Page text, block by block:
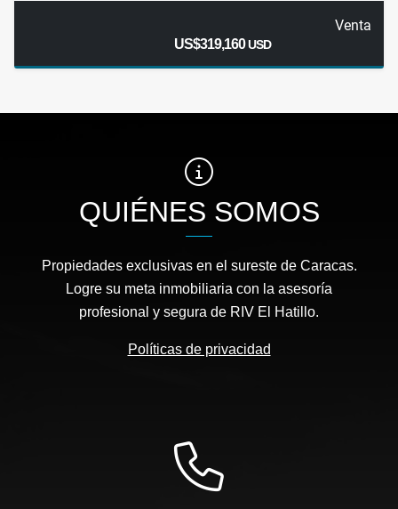
Venta
US$319,160USD
QUIÉNES SOMOS
Propiedades exclusivas en el sureste de Caracas.
Logre su meta inmobiliaria con la asesoría
profesional y segura de RIV El Hatillo.
Políticas de privacidad